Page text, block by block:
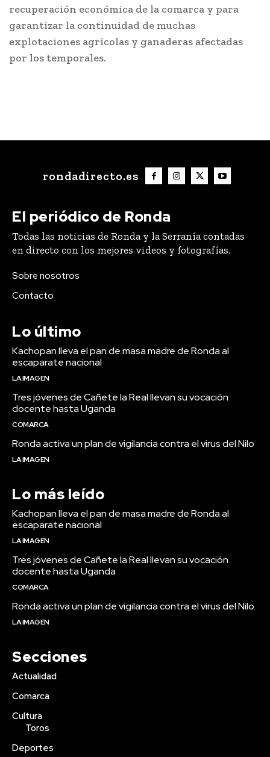
recuperación económica de la comarca y para
garantizar la continuidad de muchas
explotaciones agrícolas y ganaderas afectadas
por los temporales.
rondadirecto.es
El periódico de Ronda
Todas las noticias de Ronda y la Serranía contadas
en directo con los mejores videos y fotografías.
Sobre nosotros
Contacto
Lo último
Kachopan lleva el pan de masa madre de Ronda al
escaparate nacional
LA IMAGEN
Tres jóvenes de Cañete la Real llevan su vocación
docente hasta Uganda
COMARCA
Ronda activa un plan de vigilancia contra el virus del Nilo
LA IMAGEN
Lo más leído
Kachopan lleva el pan de masa madre de Ronda al
escaparate nacional
LA IMAGEN
Tres jóvenes de Cañete la Real llevan su vocación
docente hasta Uganda
COMARCA
Ronda activa un plan de vigilancia contra el virus del Nilo
LA IMAGEN
Secciones
Actualidad
Comarca
Cultura
Toros
Deportes